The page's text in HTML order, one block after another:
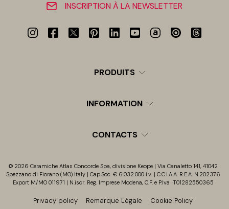
INSCRIPTION À LA NEWSLETTER
PRODUITS
INFORMATION
CONTACTS
© 2026 Ceramiche Atlas Concorde Spa, divisione Keope | Via Canaletto 141, 41042
Spezzano di Fiorano (MO) Italy | Cap.Soc. € 6.032.000 i.v. | C.C.I.A.A. R.E.A. N.202376
Export M/MO 011971 | N.iscr. Reg. Imprese Modena, C.F. e P.Iva IT01282550365
Privacy policy Remarque Légale Cookie Policy